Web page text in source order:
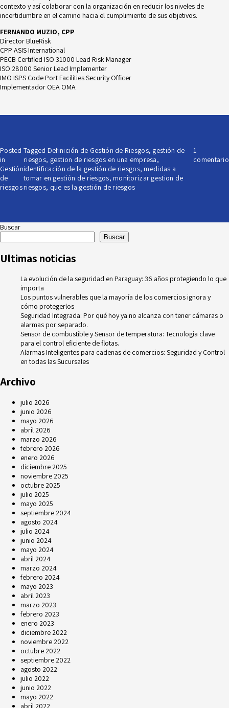
contexto y así colaborar con la organización en reducir los niveles de
incertidumbre en el camino hacia el cumplimiento de sus objetivos.
FERNANDO MUZIO, CPP
Director BlueRisk
CPP ASIS International
PECB Certified ISO 31000 Lead Risk Manager
ISO 28000 Senior Lead Implementer
IMO ISPS Code Port Facilities Security Officer
Implementador OEA OMA
Posted
in
Gestión
de
riesgos
Tagged Definición de Gestión de Riesgos, gestión de
riesgos, gestion de riesgos en una empresa,
identificación de la gestión de riesgos,medidas a
tomar en gestión de riesgos,monitorizar gestion de
riesgos, que es la gestión de riesgos
1
comentario
Buscar
Buscar
Ultimas noticias
La evolución de la seguridad en Paraguay: 36 años protegiendo lo que
importa
Los puntos vulnerables que la mayoría de los comercios ignora y
cómo protegerlos
Seguridad Integrada: Por qué hoy ya no alcanza con tener cámaras o
alarmas por separado.
Sensor de combustible y Sensor de temperatura: Tecnología clave
para el control eficiente de flotas.
Alarmas Inteligentes para cadenas de comercios: Seguridad y Control
en todas las Sucursales
Archivo
julio 2026
junio 2026
mayo 2026
abril 2026
marzo 2026
febrero 2026
enero 2026
diciembre 2025
noviembre 2025
octubre 2025
julio 2025
mayo 2025
septiembre 2024
agosto 2024
julio 2024
junio 2024
mayo 2024
abril 2024
marzo 2024
febrero 2024
mayo 2023
abril 2023
marzo 2023
febrero 2023
enero 2023
diciembre 2022
noviembre 2022
octubre 2022
septiembre 2022
agosto 2022
julio 2022
junio 2022
mayo 2022
abril 2022